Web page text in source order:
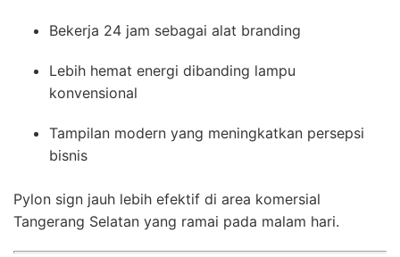
Bekerja 24 jam sebagai alat branding
Lebih hemat energi dibanding lampu
konvensional
Tampilan modern yang meningkatkan persepsi
bisnis
Pylon sign jauh lebih efektif di area komersial
Tangerang Selatan yang ramai pada malam hari.